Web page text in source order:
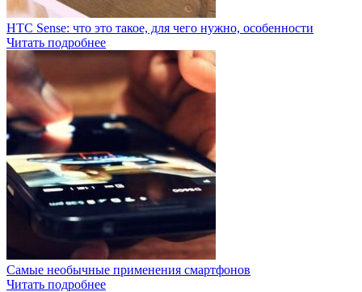
HTC Sense: что это такое, для чего нужно, особенности
Читать подробнее
Самые необычные применения смартфонов
Читать подробнее